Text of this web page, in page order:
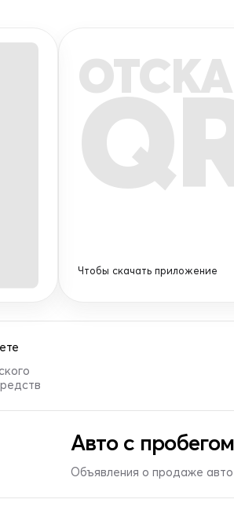
Чтобы скачать приложение
Авто с пробегом
Объявления о продаже